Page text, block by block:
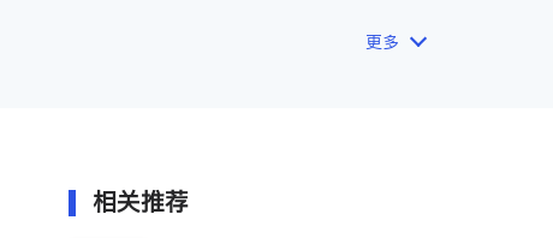
更多
相关推荐